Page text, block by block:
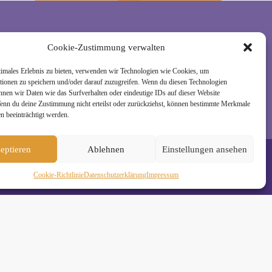
Cookie-Zustimmung verwalten
Erlebnis zu bieten, verwenden wir Technologien wie Cookies, um
zu speichern und/oder darauf zuzugreifen. Wenn du diesen Technologien
wir Daten wie das Surfverhalten oder eindeutige IDs auf dieser Website
du deine Zustimmung nicht erteilst oder zurückziehst, können bestimmte Merkmale
beeinträchtigt werden.
Ablehnen Einstellungen ansehen
Cookie-RichtlinieDaten­schutz­erklä­rungImpressum
wieder abmelden. Alle Details zur Nutzung